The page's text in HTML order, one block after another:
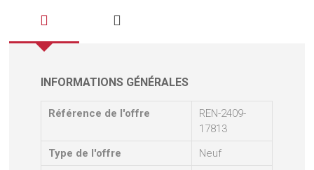
INFORMATIONS GÉNÉRALES
Référence de l'offre
REN-2409-
17813
Type de l'offre
Neuf